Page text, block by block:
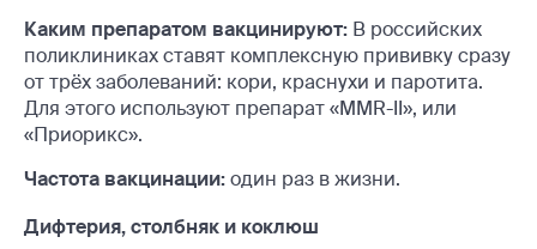
Каким препаратом вакцинируют: В российских
поликлиниках ставят комплексную прививку сразу
от трёх заболеваний: кори, краснухи и паротита.
Для этого используют препарат «MMR-II», или
«Приорикс».
Частота вакцинации:один раз в жизни.
Дифтерия, столбняк и коклюш